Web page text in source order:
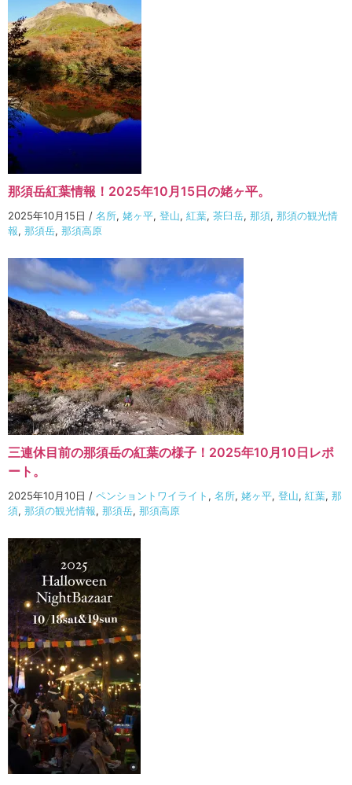
那須岳紅葉情報！2025年10月15日の姥ヶ平。
2025年10月15日 / 名所, 姥ヶ平, 登山, 紅葉, 茶臼岳, 那須, 那須の観光情
報, 那須岳, 那須高原
三連休目前の那須岳の紅葉の様子！2025年10月10日レポ
ート。
2025年10月10日 / ペンショントワイライト , 名所, 姥ヶ平, 登山, 紅葉, 那
須, 那須の観光情報, 那須岳, 那須高原